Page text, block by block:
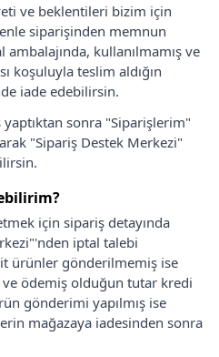
ve beklentileri bizim için
siparişinden memnun
kullanılmamış ve
koşuluyla teslim aldığın
iade edebilirsin.
sonra "Siparişlerim"
"Sipariş Destek Merkezi"
için sipariş detayında
iptal talebi
ürünler gönderilmemiş ise
ve ödemiş olduğun tutar kredi
gönderimi yapılmış ise
mağazaya iadesinden sonra